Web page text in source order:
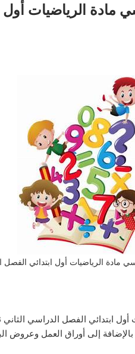
الرياضيات أول
الرياضيات أول ابتدائي الفصل
إلى أوراق العمل وعروض